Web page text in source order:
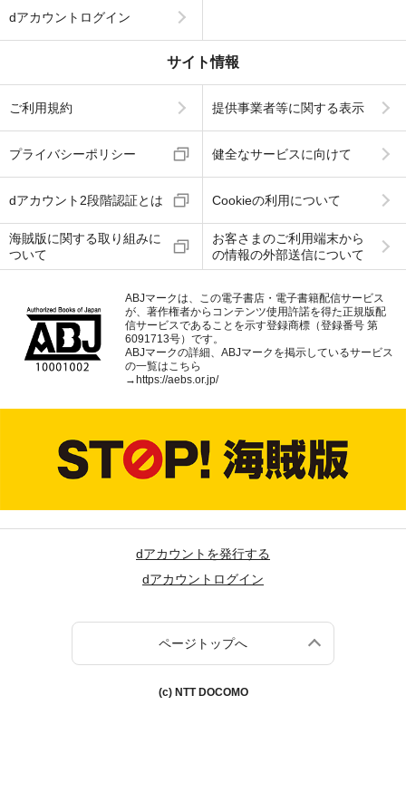
dアカウントログイン
サイト情報
ご利用規約 提供事業者等に関する表示
プライバシーポリシー 健全なサービスに向けて
dアカウント2段階認証とは Cookieの利用について
海賊版に関する取り組みに
ついて
お客さまのご利用端末から
の情報の外部送信について
ABJマークは、この電子書店・電子書籍配信サービス
が、著作権者からコンテンツ使用許諾を得た正規版配
信サービスであることを示す登録商標（登録番号 第
6091713号）です。
ABJマークの詳細、ABJマークを掲示しているサービス
の一覧はこちら
→https://aebs.or.jp/
dアカウントを発行する
dアカウントログイン
ページトップへ
(c) NTT DOCOMO